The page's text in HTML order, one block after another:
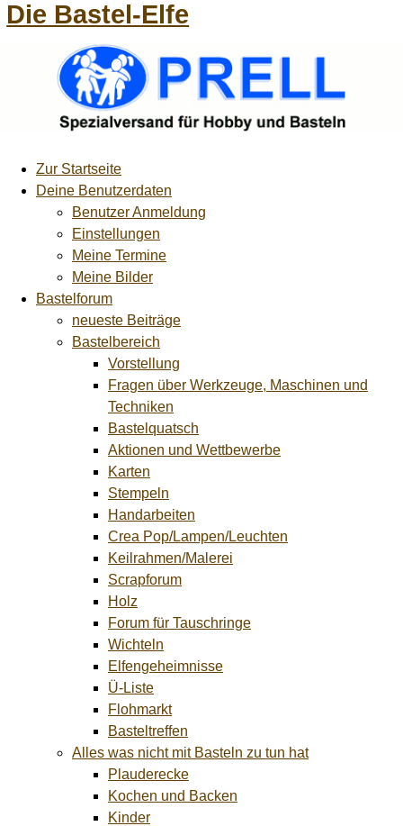
Die Bastel-Elfe
Zur Startseite
Deine Benutzerdaten
Benutzer Anmeldung
Einstellungen
Meine Termine
Meine Bilder
Bastelforum
neueste Beiträge
Bastelbereich
Vorstellung
Fragen über Werkzeuge, Maschinen und
Techniken
Bastelquatsch
Aktionen und Wettbewerbe
Karten
Stempeln
Handarbeiten
Crea Pop/Lampen/Leuchten
Keilrahmen/Malerei
Scrapforum
Holz
Forum für Tauschringe
Wichteln
Elfengeheimnisse
Ü-Liste
Flohmarkt
Basteltreffen
Alles was nicht mit Basteln zu tun hat
Plauderecke
Kochen und Backen
Kinder